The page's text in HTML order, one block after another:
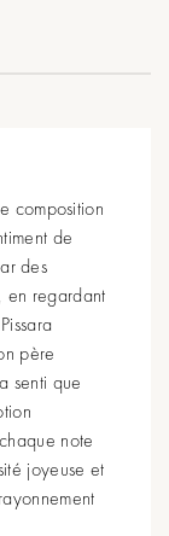
composition
de
des
en regardant
père
senti que
note
joyeuse et